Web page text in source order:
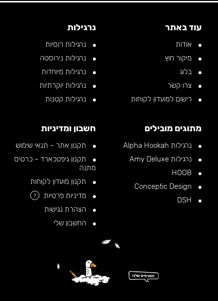
עוד באתר
אודות
מיקור חוץ
בלוג
צרו קשר
רישום למועדון לקוחות
נרגילות
נרגילות רוסיות
נרגילות נירוסטה
נרגילות מיוחדות
נרגילות יוקרתיות
נרגילות קטנות
מתוגים מובילים
נרגילות Alpha Hookah
נרגילות Amy Deluxe
חשבון ומדיניות
תקנון אתר – תנאי שימוש
תקנון גיפטכארד – כרטיס
מתנה
תקנון מועדון לקוחות
מדיניות פרטיות
?
הצהרת נגישות
החשבון שלי